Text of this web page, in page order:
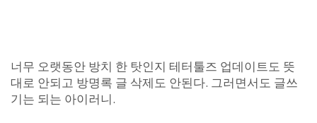
너무 오랫동안 방치 한 탓인지 테터툴즈 업데이트도 뜻
대로 안되고 방명록 글 삭제도 안된다. 그러면서도 글쓰
기는 되는 아이러니.